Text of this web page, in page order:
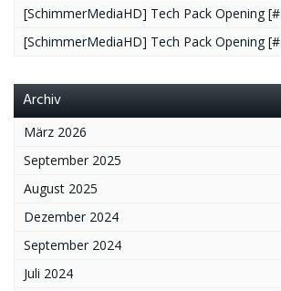
[SchimmerMediaHD] Tech Pack Opening
[SchimmerMediaHD] Tech Pack Opening
Archiv
März 2026
September 2025
August 2025
Dezember 2024
September 2024
Juli 2024